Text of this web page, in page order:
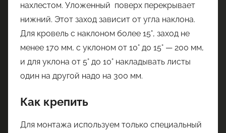
нахлестом. Уложенный поверх перекрывает
нижний. Этот заход зависит от угла наклона.
Для кровель с наклоном более 15°, заход не
менее 170 мм, с уклоном от 10° до 15° — 200 мм,
и для уклона от 5° до 10° накладывать листы
один на другой надо на 300 мм.
Как крепить
Для монтажа используем только специальный